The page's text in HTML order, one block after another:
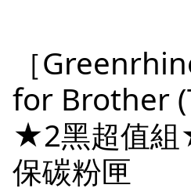
［
for Brother
★2黑超值
保碳粉匣